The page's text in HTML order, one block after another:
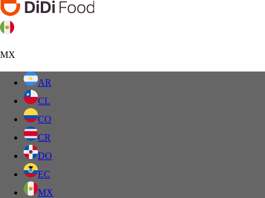
MX
AR
CL
CO
CR
DO
EC
MX